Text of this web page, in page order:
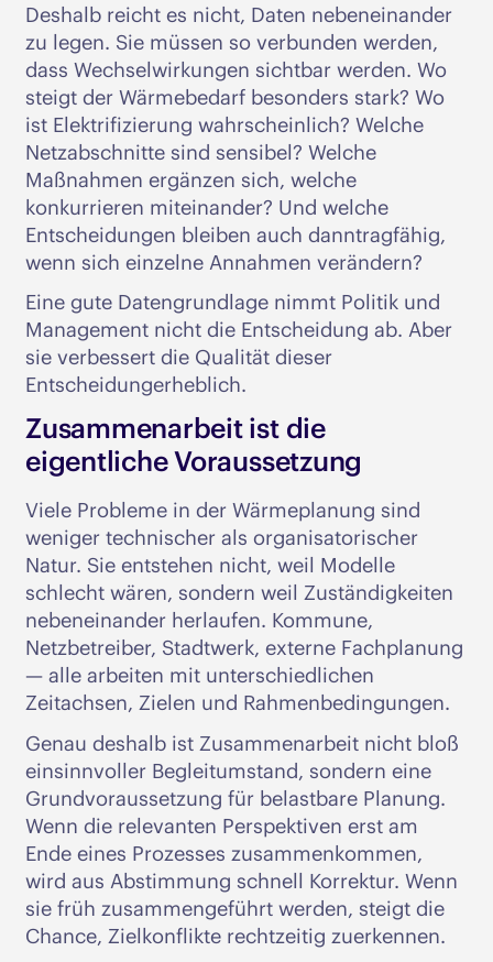
Deshalb reicht es nicht, Daten nebeneinander
zu legen. Sie müssen so verbunden werden,
dass Wechselwirkungen sichtbar werden. Wo
steigt der Wärmebedarf besonders stark? Wo
ist Elektrifizierung wahrscheinlich? Welche
Netzabschnitte sind sensibel? Welche
Maßnahmen ergänzen sich, welche
konkurrieren miteinander? Und welche
Entscheidungen bleiben auch danntragfähig,
wenn sich einzelne Annahmen verändern?
Eine gute Datengrundlage nimmt Politik und
Management nicht die Entscheidung ab. Aber
sie verbessert die Qualität dieser
Entscheidungerheblich.
Zusammenarbeit ist die
eigentliche Voraussetzung
Viele Probleme in der Wärmeplanung sind
weniger technischer als organisatorischer
Natur. Sie entstehen nicht, weil Modelle
schlecht wären, sondern weil Zuständigkeiten
nebeneinander herlaufen. Kommune,
Netzbetreiber, Stadtwerk, externe Fachplanung
— alle arbeiten mit unterschiedlichen
Zeitachsen, Zielen und Rahmenbedingungen.
Genau deshalb ist Zusammenarbeit nicht bloß
einsinnvoller Begleitumstand, sondern eine
Grundvoraussetzung für belastbare Planung.
Wenn die relevanten Perspektiven erst am
Ende eines Prozesses zusammenkommen,
wird aus Abstimmung schnell Korrektur. Wenn
sie früh zusammengeführt werden, steigt die
Chance, Zielkonflikte rechtzeitig zuerkennen.